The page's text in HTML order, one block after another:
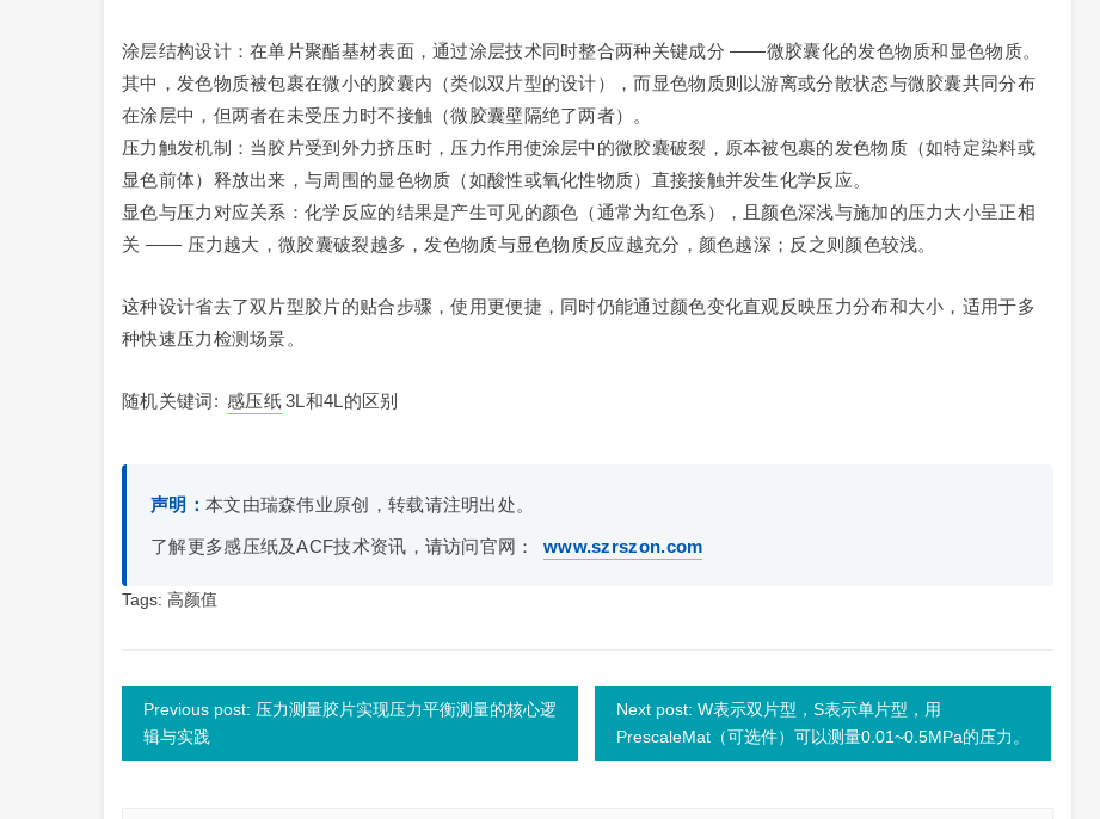
涂层结构设计：在单片聚酯基材表面，通过涂层技术同时整合两种关键成分 ——微胶囊化的发色物质和显色物质。
其中，发色物质被包裹在微小的胶囊内（类似双片型的设计），而显色物质则以游离或分散状态与微胶囊共同分布
在涂层中，但两者在未受压力时不接触（微胶囊壁隔绝了两者）。
压力触发机制：当胶片受到外力挤压时，压力作用使涂层中的微胶囊破裂，原本被包裹的发色物质（如特定染料或
显色前体）释放出来，与周围的显色物质（如酸性或氧化性物质）直接接触并发生化学反应。
显色与压力对应关系：化学反应的结果是产生可见的颜色（通常为红色系），且颜色深浅与施加的压力大小呈正相
关 —— 压力越大，微胶囊破裂越多，发色物质与显色物质反应越充分，颜色越深；反之则颜色较浅。
这种设计省去了双片型胶片的贴合步骤，使用更便捷，同时仍能通过颜色变化直观反映压力分布和大小，适用于多
种快速压力检测场景。
随机关键词: 感压纸3L和4L的区别
声明： 本文由瑞森伟业原创，转载请注明出处。
了解更多感压纸及ACF技术资讯，请访问官网： www.szrszon.com
Tags: 高颜值
Previous post: 压力测量胶片实现压力平衡测量的核心逻
辑与实践
Next post: W表示双片型，S表示单片型，用
PrescaleMat（可选件）可以测量0.01~0.5MPa的压力。